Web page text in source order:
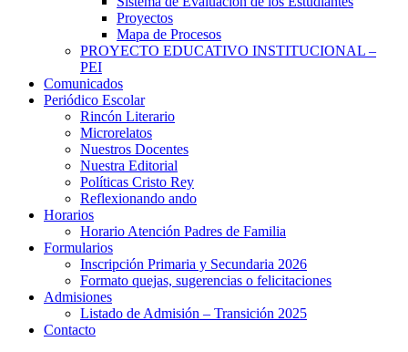
Proyectos
Mapa de Procesos
PROYECTO EDUCATIVO INSTITUCIONAL –
PEI
Comunicados
Periódico Escolar
Rincón Literario
Microrelatos
Nuestros Docentes
Nuestra Editorial
Políticas Cristo Rey
Reflexionando ando
Horarios
Horario Atención Padres de Familia
Formularios
Inscripción Primaria y Secundaria 2026
Formato quejas, sugerencias o felicitaciones
Admisiones
Listado de Admisión – Transición 2025
Contacto